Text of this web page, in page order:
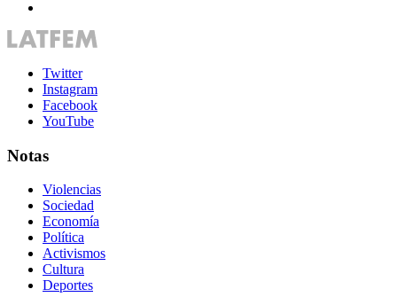
Twitter
Instagram
Facebook
YouTube
Notas
Violencias
Sociedad
Economía
Política
Activismos
Cultura
Deportes